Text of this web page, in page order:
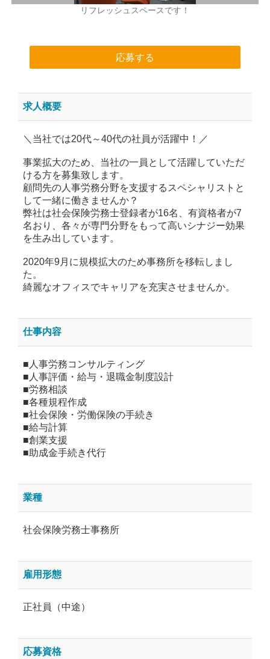
リフレッシュスペースです！
応募する
求人概要
＼当社では20代～40代の社員が活躍中！／
事業拡大のため、当社の一員として活躍していただ
ける方を募集致します。
顧問先の人事労務分野を支援するスペシャリストと
して一緒に働きませんか？
弊社は社会保険労務士登録者が16名、有資格者が7
名おり、各々が専門分野をもって高いシナジー効果
を生み出しています。
2020年9月に規模拡大のため事務所を移転しまし
た。
綺麗なオフィスでキャリアを充実させませんか。
仕事内容
■人事労務コンサルティング
■人事評価・給与・退職金制度設計
■労務相談
■各種規程作成
■社会保険・労働保険の手続き
■給与計算
■創業支援
■助成金手続き代行
業種
社会保険労務士事務所
雇用形態
正社員（中途）
応募資格